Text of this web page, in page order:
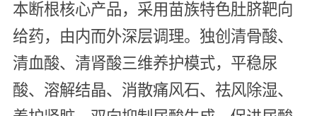
本断根核心产品，采用苗族特色肚脐靶向
给药，由内而外深层调理。独创清骨酸、
清血酸、清肾酸三维养护模式，平稳尿
酸、溶解结晶、消散痛风石、祛风除湿、